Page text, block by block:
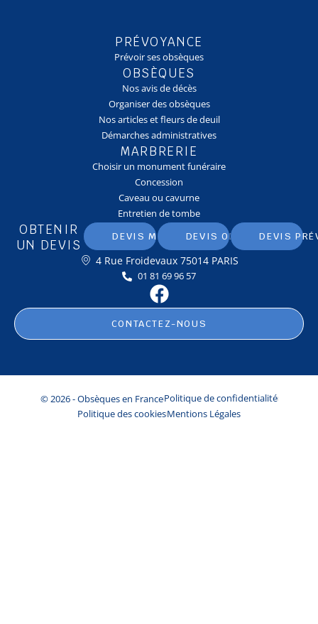
PRÉVOYANCE
Prévoir ses obsèques
OBSÈQUES
Nos avis de décès
Organiser des obsèques
Nos articles et fleurs de deuil
Démarches administratives
MARBRERIE
Choisir un monument funéraire
Concession
Caveau ou cavurne
Entretien de tombe
OBTENIR
UN DEVIS
DEVIS MARBRERIEDEVIS OBSÈQUES
DEVIS
4 Rue Froidevaux 75014 PARIS
01 81 69 96 57
CONTACTEZ-NOUS
© 2026 - Obsèques en FrancePolitique de confidentialité
Politique des cookiesMentions Légales